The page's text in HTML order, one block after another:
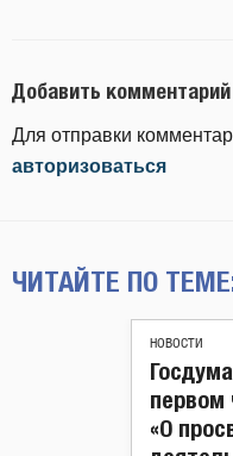
Добавить комментарий
Для отправки
авторизоваться
ЧИТАЙТЕ ПО
НОВОСТИ
первом
«О